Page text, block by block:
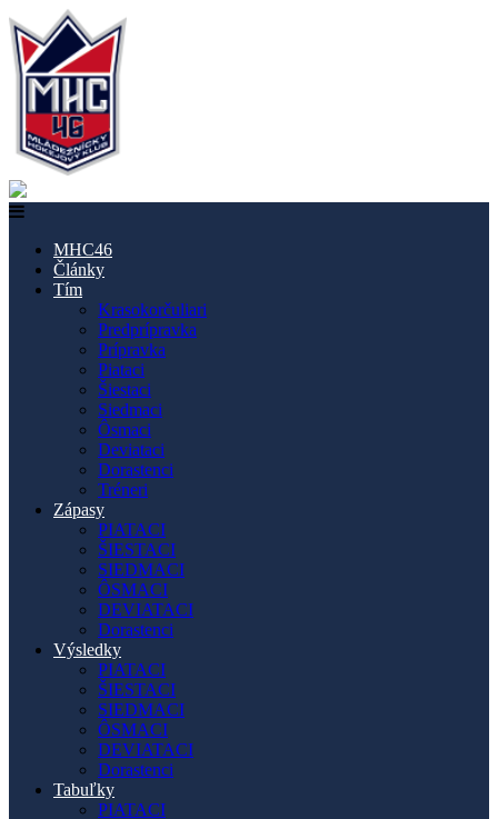
MHC46
Články
Tím
Krasokorčuliari
Predprípravka
Prípravka
Piataci
Šiestaci
Siedmaci
Ôsmaci
Deviataci
Dorastenci
Tréneri
Zápasy
PIATACI
ŠIESTACI
SIEDMACI
ÔSMACI
DEVIATACI
Dorastenci
Výsledky
PIATACI
ŠIESTACI
SIEDMACI
ÔSMACI
DEVIATACI
Dorastenci
Tabuľky
PIATACI